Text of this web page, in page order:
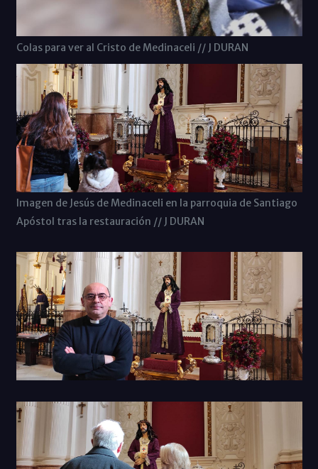
Colas para ver al Cristo de Medinaceli // J DURAN
Imagen de Jesús de Medinaceli en la parroquia de Santiago
Apóstol tras la restauración // J DURAN